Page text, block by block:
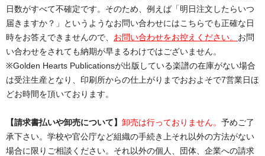
日数がすべて不確定です。そのため、例えば「明日注文したらいつ
届きますか？」というようなお問い合わせにはこちらでも正確な日
時をお答えできませんので、 お問い合わせをお控えください。 お問
い合わせをされても納期が早まるわけではございません。
※Golden Hearts Publicationsが出版している楽譜の在庫がない場合
は受注生産となり、印刷所からの仕上がりまでおおよそで7営業日ほ
どお時間を頂いております。
【請求書払いや卸売について】 卸売は行っておりません。 予めご了
承下さい。学校や官公庁など組織の手続き上それ以外の方法がない
場合に限りご相談ください。それ以外の個人、団体、企業への請求